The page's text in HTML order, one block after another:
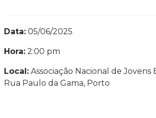
Data: 05/06/2025
Hora: 2:00 pm
Local: Associação Nacional de Jovens
Rua Paulo da Gama, Porto